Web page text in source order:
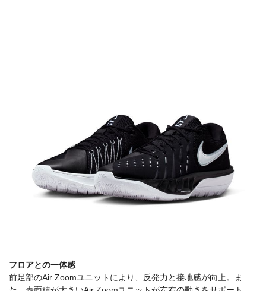
フロアとの一体感
前足部のAir Zoomユニットにより、反発力と接地感が向上。ま